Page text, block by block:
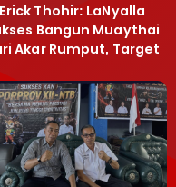
Erick Thohir: LaNyalla
Bangun Muaythai
Akar Rumput, Target